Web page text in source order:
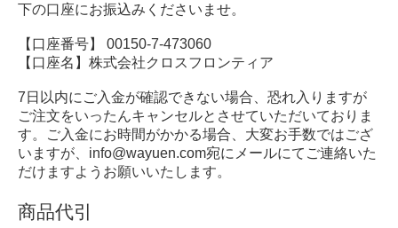
下の口座にお振込みくださいませ。
【口座番号】 00150-7-473060
【口座名】株式会社クロスフロンティア
7日以内にご入金が確認できない場合、恐れ入りますが
ご注文をいったんキャンセルとさせていただいておりま
す。ご入金にお時間がかかる場合、大変お手数ではござ
いますが、info@wayuen.com宛にメールにてご連絡いた
だけますようお願いいたします。
商品代引